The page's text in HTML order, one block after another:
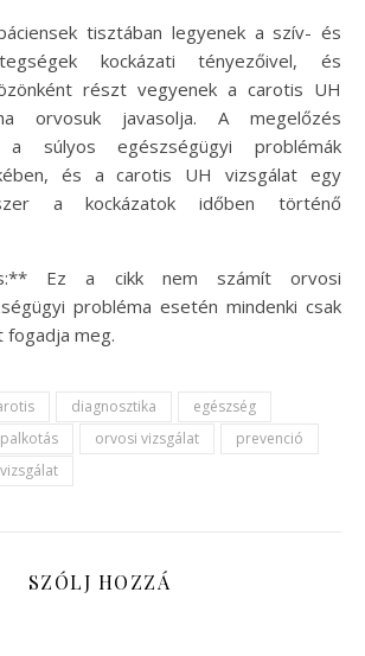
tisztában legyenek a szív- és
kockázati tényezőivel, és
részt vegyenek a carotis UH
orvosuk javasolja. A megelőzés
a súlyos egészségügyi problémák
és a carotis UH vizsgálat egy
a kockázatok időben történő
Ez a cikk nem számít orvosi
probléma esetén mindenki csak
fogadja meg.
diagnosztika
egészség
orvosi vizsgálat
prevenció
SZÓLJ HOZZÁ